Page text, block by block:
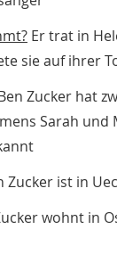
Er trat in
sie auf ihrer
Zucker hat
Sarah und
Zucker ist in
wohnt in